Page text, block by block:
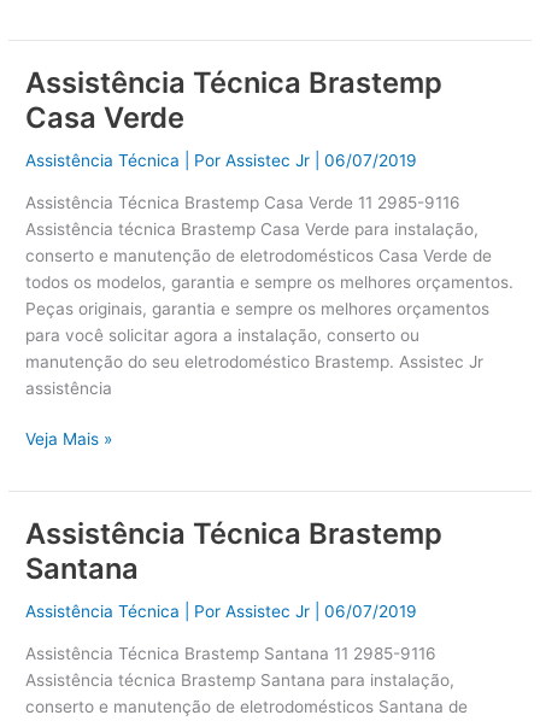
Assistência Técnica Brastemp
Casa Verde
Assistência Técnica | PorAssistec Jr |06/07/2019
Assistência Técnica Brastemp Casa Verde 11 2985-9116
Assistência técnica Brastemp Casa Verde para instalação,
conserto e manutenção de eletrodomésticos Casa Verde de
todos os modelos, garantia e sempre os melhores orçamentos.
Peças originais, garantia e sempre os melhores orçamentos
para você solicitar agora a instalação, conserto ou
manutenção do seu eletrodoméstico Brastemp. Assistec Jr
assistência
Assistência
Técnica
Brastemp
Casa
Veja Mais »
Assistência Técnica Brastemp
Santana
Assistência Técnica | PorAssistec Jr |06/07/2019
Assistência Técnica Brastemp Santana 11 2985-9116
Assistência técnica Brastemp Santana para instalação,
conserto e manutenção de eletrodomésticos Santana de
Assistência
Técnica
Brastemp
Santana